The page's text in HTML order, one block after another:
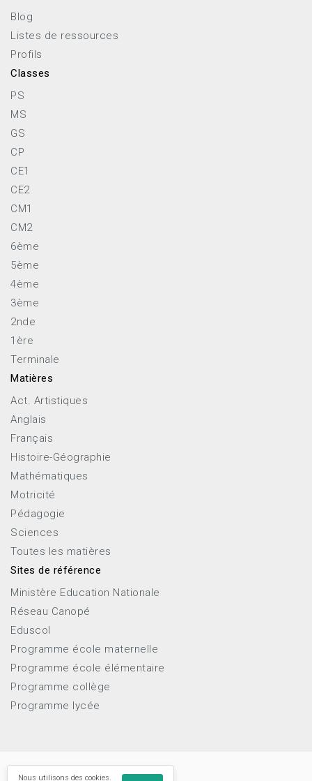
Blog
Listes de ressources
Profils
Classes
PS
MS
GS
CP
CE1
CE2
CM1
CM2
6ème
5ème
4ème
3ème
2nde
1ère
Terminale
Matières
Act. Artistiques
Anglais
Français
Histoire-Géographie
Mathématiques
Motricité
Pédagogie
Sciences
Toutes les matières
Sites de référence
Ministère Education Nationale
Réseau Canopé
Eduscol
Programme école maternelle
Programme école élémentaire
Programme collège
Programme lycée
Nous utilisons des cookies.